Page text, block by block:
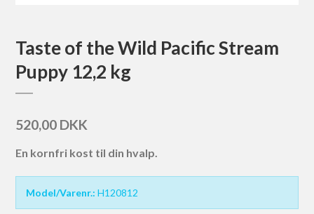
Taste of the Wild Pacific Stream
Puppy 12,2 kg
520,00 DKK
En kornfri kost til din hvalp.
Model/Varenr.: H120812